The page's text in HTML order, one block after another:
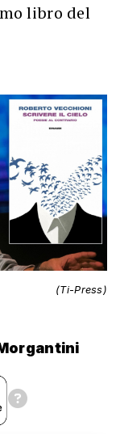
libro del
(Ti-Press)